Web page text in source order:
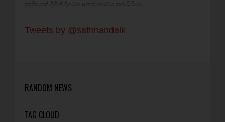
කහිපයක් දිගින් දිගටම අනාවරාණය කර සිටියා...
Tweets by @sathhandalk
RANDOM NEWS
TAG CLOUD